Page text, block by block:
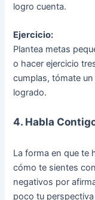
logro cuenta.
Ejercicio:
Plantea metas
o hacer ejercicio
cumplas, tómate
logrado.
4. Habla
La forma en que te
cómo te sientes
negativos por
poco tu perspectiva